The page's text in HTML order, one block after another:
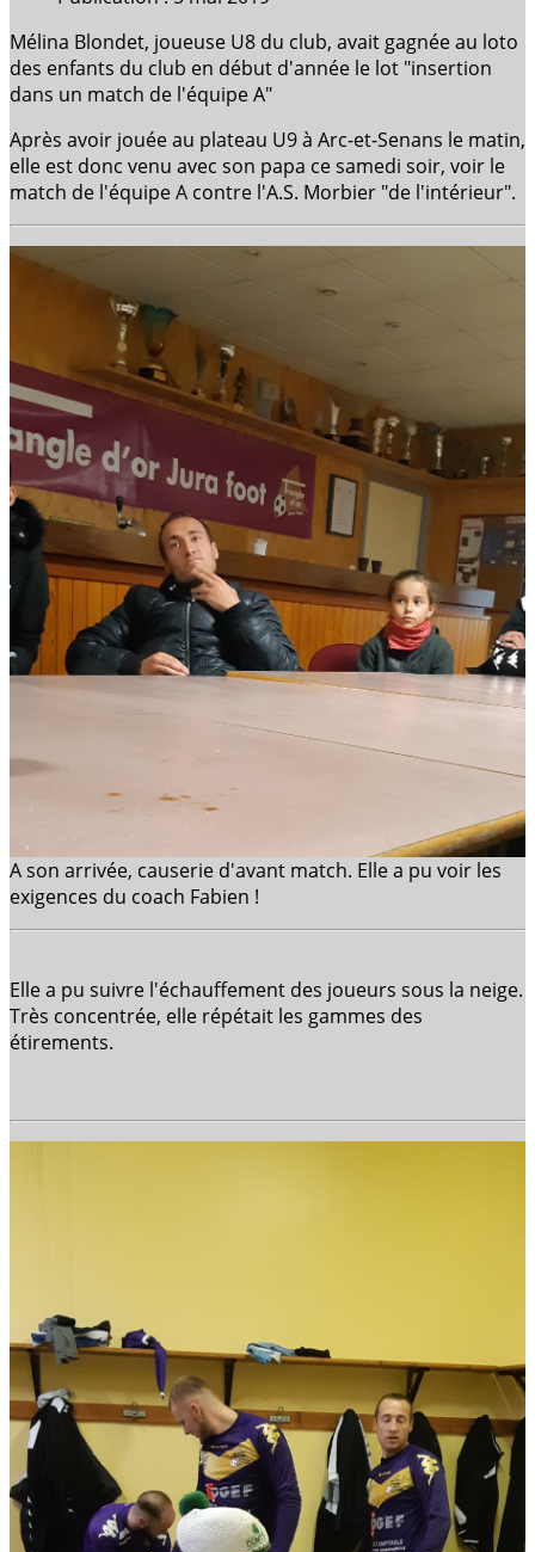
Mélina Blondet, joueuse U8 du club, avait gagnée au loto
des enfants du club en début d'année le lot "insertion
dans un match de l'équipe A"
Après avoir jouée au plateau U9 à Arc-et-Senans le matin,
elle est donc venu avec son papa ce samedi soir, voir le
match de l'équipe A contre l'A.S. Morbier "de l'intérieur".
A son arrivée, causerie d'avant match. Elle a pu voir les
exigences du coach Fabien !
Elle a pu suivre l'échauffement des joueurs sous la neige.
Très concentrée, elle répétait les gammes des
étirements.